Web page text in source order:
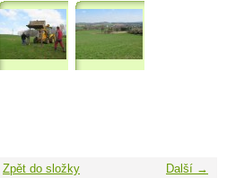
Další →
Zpět do složky